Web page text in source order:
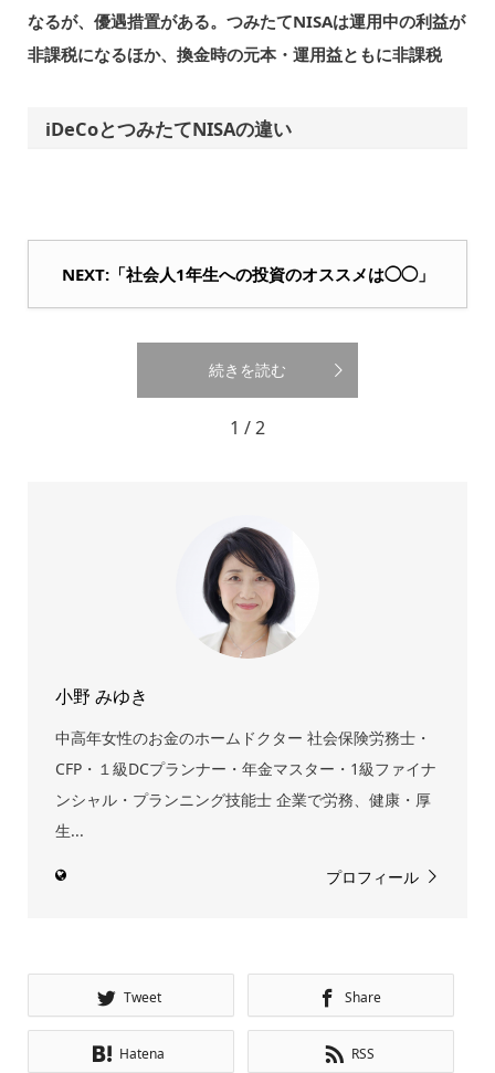
なるが、優遇措置がある。つみたてNISAは運用中の利益が
非課税になるほか、換金時の元本・運用益ともに非課税
iDeCoとつみたてNISAの違い
NEXT:「社会人1年生への投資のオススメは◯◯」
続きを読む
1 / 2
小野 みゆき
中高年女性のお金のホームドクター 社会保険労務士・
CFP・１級DCプランナー・年金マスター・1級ファイナ
ンシャル・プランニング技能士 企業で労務、健康・厚
生...
プロフィール
Tweet Share
Hatena RSS